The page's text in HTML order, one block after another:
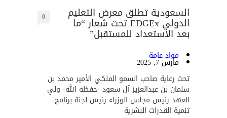
السعودية تطلق معرض التعليم
الدولي EDGEx تحت شعار “ما
بعد الاستعداد للمستقبل”
0
مواد عامة
مارس 7, 2025
تحت رعاية صاحب السمو الملكي الأمير محمد بن
سلمان بن عبدالعزيز آل سعود -حفظه الله- ولي
العهد رئيس مجلس الوزراء رئيس لجنة برنامج
تنمية القدرات البشرية